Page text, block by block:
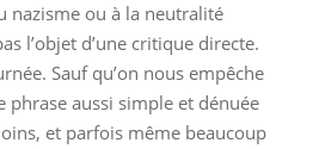
nazisme ou à la neutralité
l’objet d’une critique directe.
Sauf qu’on nous empêche
phrase aussi simple et dénuée
et parfois même beaucoup